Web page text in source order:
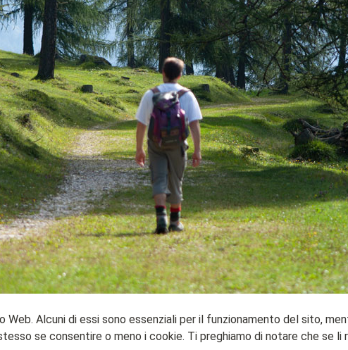
Web. Alcuni di essi sono essenziali per il funzionamento del sito,
se consentire o meno i cookie. Ti preghiamo di notare che se